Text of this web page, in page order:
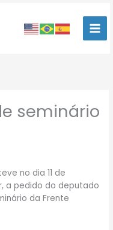
seminário
no dia 11 de
a pedido do deputado
da Frente